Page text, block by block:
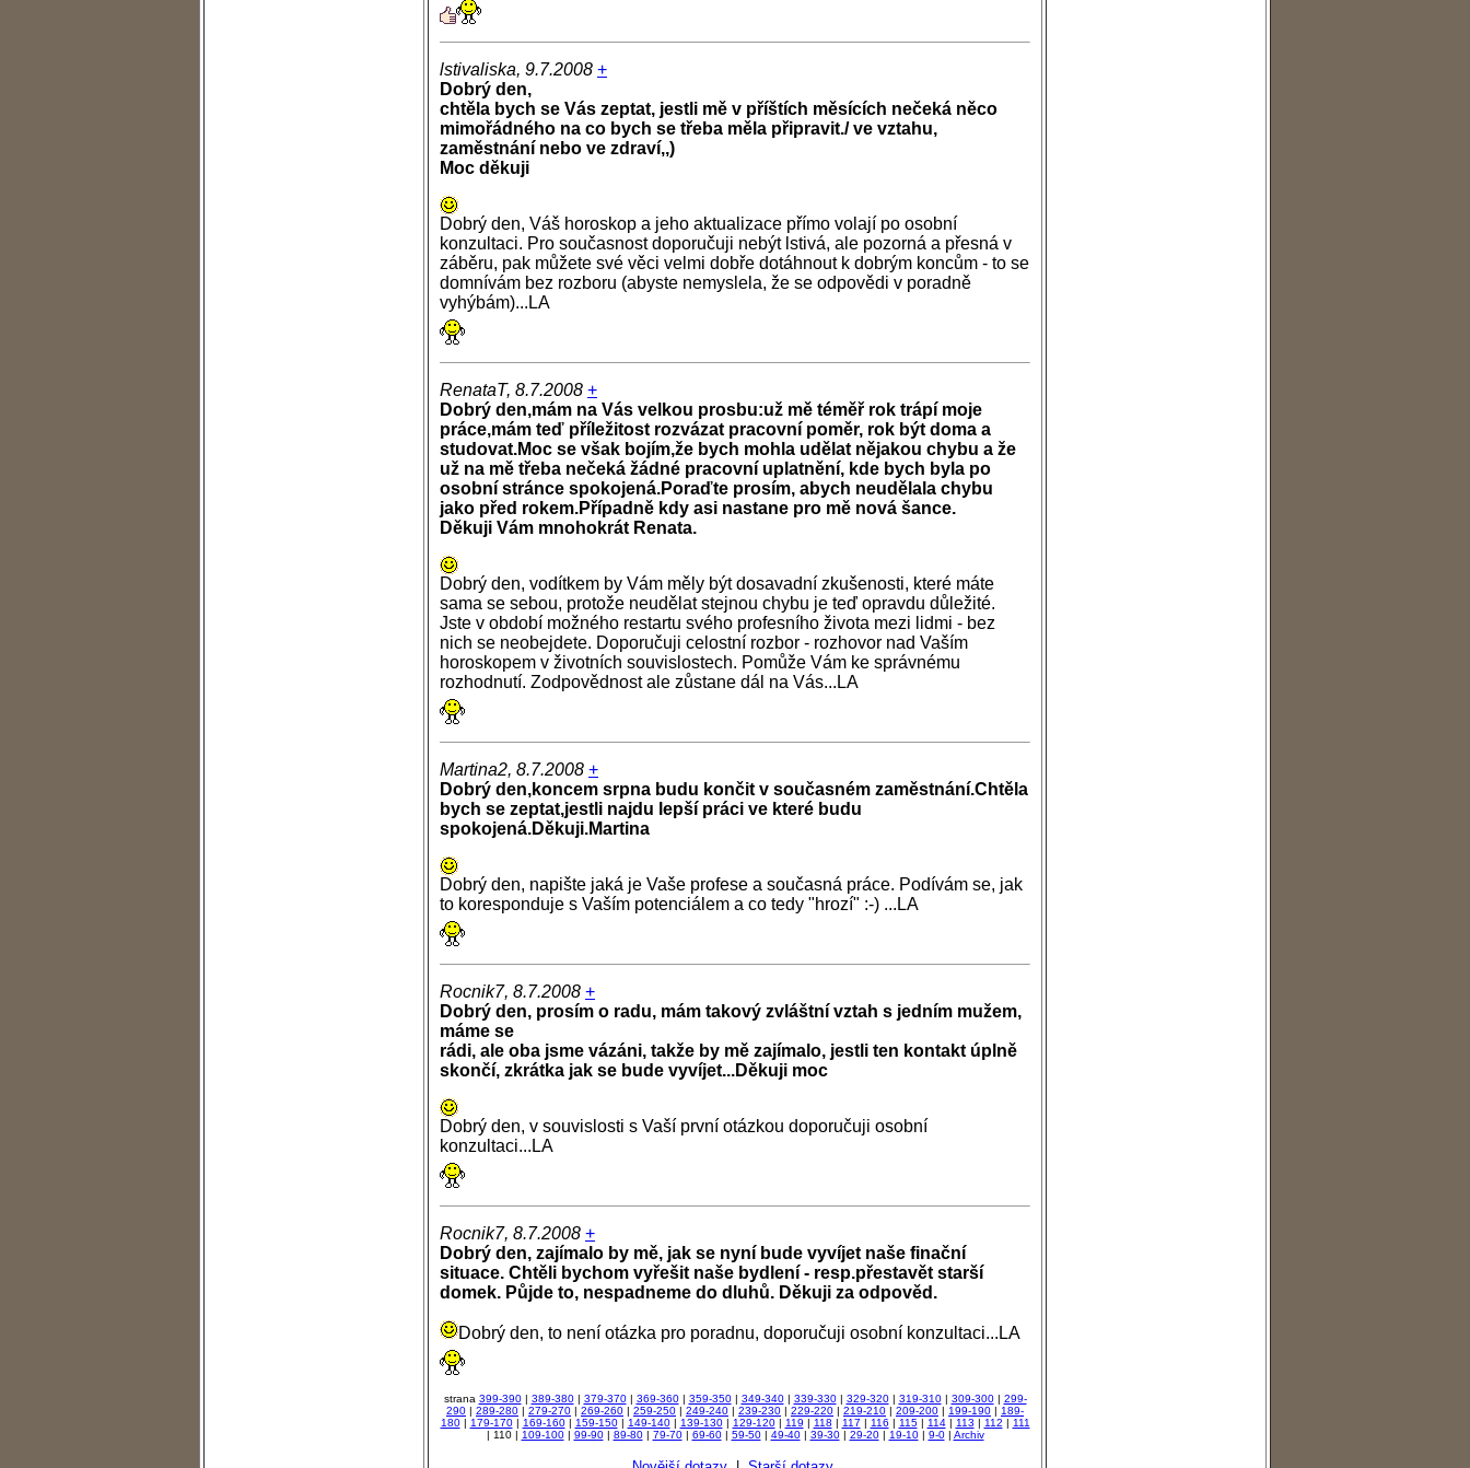
lstivaliska, 9.7.2008 +
Dobrý den,
chtěla bych se Vás zeptat, jestli mě v příštích měsících nečeká něco
mimořádného na co bych se třeba měla připravit./ ve vztahu,
zaměstnání nebo ve zdraví,,)
Moc děkuji
Dobrý den, Váš horoskop a jeho aktualizace přímo volají po osobní
konzultaci. Pro současnost doporučuji nebýt lstivá, ale pozorná a přesná v
záběru, pak můžete své věci velmi dobře dotáhnout k dobrým koncům - to se
domnívám bez rozboru (abyste nemyslela, že se odpovědi v poradně
vyhýbám)...LA
RenataT, 8.7.2008 +
Dobrý den,mám na Vás velkou prosbu:už mě téměř rok trápí moje
práce,mám teď příležitost rozvázat pracovní poměr, rok být doma a
studovat.Moc se však bojím,že bych mohla udělat nějakou chybu a že
už na mě třeba nečeká žádné pracovní uplatnění, kde bych byla po
osobní stránce spokojená.Poraďte prosím, abych neudělala chybu
jako před rokem.Případně kdy asi nastane pro mě nová šance.
Děkuji Vám mnohokrát Renata.
Dobrý den, vodítkem by Vám měly být dosavadní zkušenosti, které máte
sama se sebou, protože neudělat stejnou chybu je teď opravdu důležité.
Jste v období možného restartu svého profesního života mezi lidmi - bez
nich se neobejdete. Doporučuji celostní rozbor - rozhovor nad Vaším
horoskopem v životních souvislostech. Pomůže Vám ke správnému
rozhodnutí. Zodpovědnost ale zůstane dál na Vás...LA
Martina2, 8.7.2008 +
Dobrý den,koncem srpna budu končit v současném zaměstnání.Chtěla
bych se zeptat,jestli najdu lepší práci ve které budu
spokojená.Děkuji.Martina
Dobrý den, napište jaká je Vaše profese a současná práce. Podívám se, jak
to koresponduje s Vaším potenciálem a co tedy "hrozí" :-) ...LA
Rocnik7, 8.7.2008 +
Dobrý den, prosím o radu, mám takový zvláštní vztah s jedním mužem,
máme se
rádi, ale oba jsme vázáni, takže by mě zajímalo, jestli ten kontakt úplně
skončí, zkrátka jak se bude vyvíjet...Děkuji moc
Dobrý den, v souvislosti s Vaší první otázkou doporučuji osobní
konzultaci...LA
Rocnik7, 8.7.2008 +
Dobrý den, zajímalo by mě, jak se nyní bude vyvíjet naše finační
situace. Chtěli bychom vyřešit naše bydlení - resp.přestavět starší
domek. Půjde to, nespadneme do dluhů. Děkuji za odpověd.
Dobrý den, to není otázka pro poradnu, doporučuji osobní konzultaci...LA
strana 399-390| 389-380| 379-370| 369-360| 359-350| 349-340| 339-330| 329-320| 319-310| 309-300| 299-
290 | 289-280 | 279-270 | 269-260 | 259-250 | 249-240 | 239-230 | 229-220 | 219-210 | 209-200 | 199-190 | 189-
180| 179-170| 169-160| 159-150| 149-140| 139-130| 129-120| 119 | 118 | 117 | 116 | 115| 114| 113 | 112 | 111
| 110 | 109-100| 99-90| 89-80| 79-70| 69-60| 59-50| 49-40| 39-30| 29-20| 19-10| 9-0| Archiv